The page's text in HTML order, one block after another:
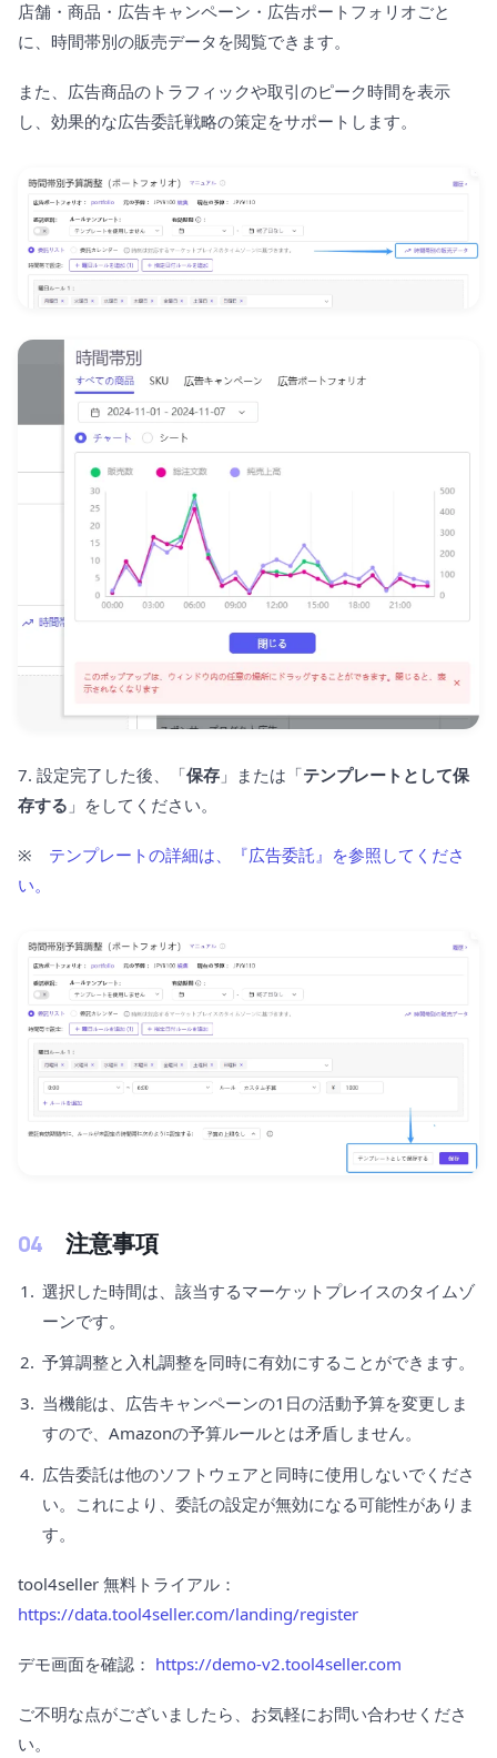
店舗・商品・広告キャンペーン・広告ポートフォリオごと
に、時間帯別の販売データを閲覧できます。
また、広告商品のトラフィックや取引のピーク時間を表示
し、効果的な広告委託戦略の策定をサポートします。
7. 設定完了した後、「保存 」または「テンプレートとして保
存する 」をしてください。
※ テンプレートの詳細は、『広告委託』を参照してくださ
い。
注意事項
選択した時間は、該当するマーケットプレイスのタイムゾ
ーンです。
予算調整と入札調整を同時に有効にすることができます。
当機能は、広告キャンペーンの1日の活動予算を変更しま
すので、Amazonの予算ルールとは矛盾しません。
広告委託は他のソフトウェアと同時に使用しないでくださ
い。これにより、委託の設定が無効になる可能性がありま
す。
tool4seller 無料トライアル：
https://data.tool4seller.com/landing/register
デモ画面を確認： https://demo-v2.tool4seller.com
ご不明な点がございましたら、お気軽にお問い合わせくださ
い。